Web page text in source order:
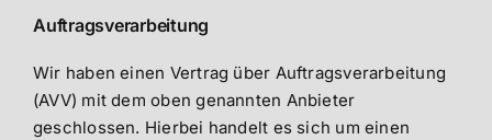
Auftragsverarbeitung
Wir haben einen Vertrag über Auftragsverarbeitung
(AVV) mit dem oben genannten Anbieter
geschlossen. Hierbei handelt es sich um einen